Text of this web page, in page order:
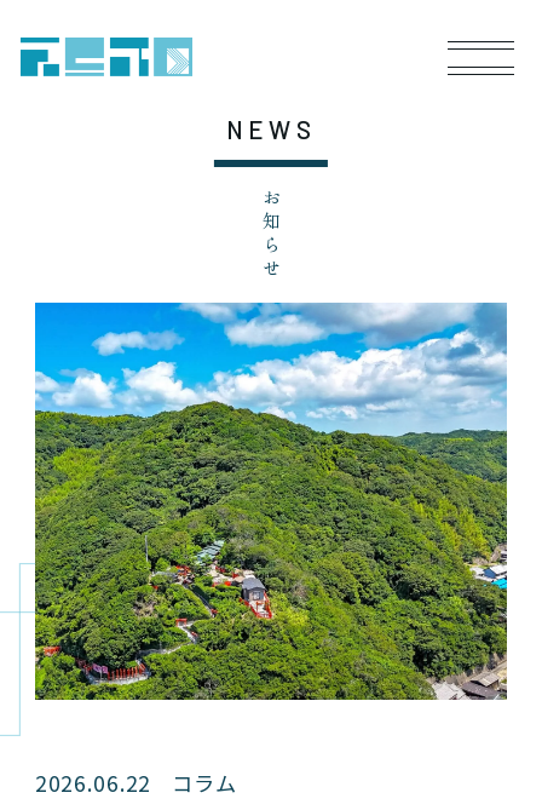
NEWS
お知らせ
2026.06.22 コラム